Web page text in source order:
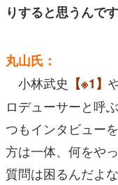
りすると思うんで
丸山氏：
小林武史 【※1】
ロデューサーと呼
つもインタビュー
方は一体、何をや
質問は困るんだよ